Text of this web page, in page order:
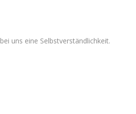
uns eine Selbstverständlichkeit.